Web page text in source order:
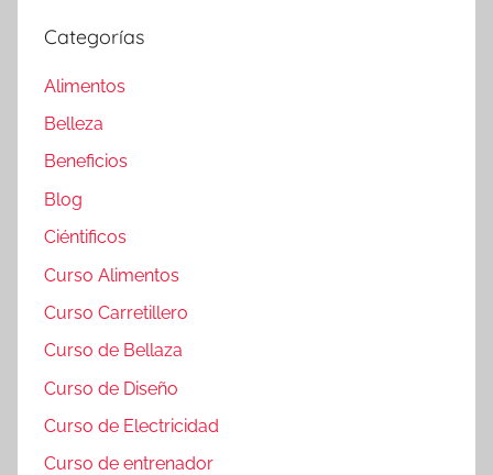
Categorías
Alimentos
Belleza
Beneficios
Blog
Ciéntificos
Curso Alimentos
Curso Carretillero
Curso de Bellaza
Curso de Diseño
Curso de Electricidad
Curso de entrenador